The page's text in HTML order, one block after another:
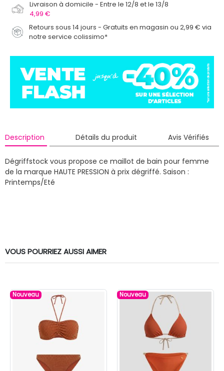
Livraison à domicile
Entre le 12/8 et le 13/8
4,99 €
Retours sous 14 jours - Gratuits en magasin ou 2,99 € via
notre service colissimo*
Description Détails du produit Avis Vérifiés
Dégriffstock vous propose ce maillot de bain pour femme
de la marque HAUTE PRESSION à prix dégriffé. Saison :
Printemps/Eté
VOUS POURRIEZ AUSSI AIMER
Nouveau Nouveau